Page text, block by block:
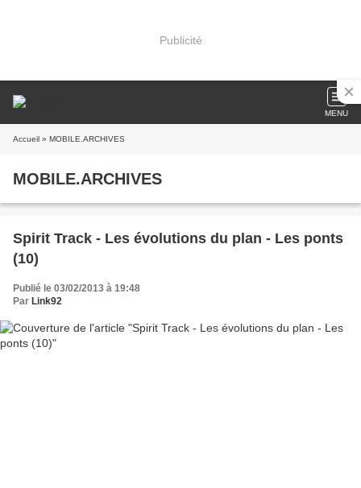
Publicité
MENU
Accueil » MOBILE.ARCHIVES
MOBILE.ARCHIVES
Spirit Track - Les évolutions du plan - Les ponts
(10)
Publié le 03/02/2013 à 19:48
Par Link92